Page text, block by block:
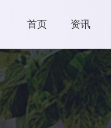
首页 资讯